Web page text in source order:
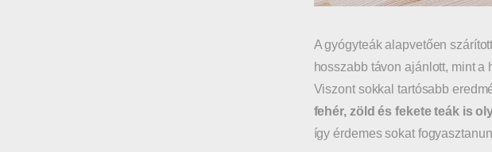
A gyógyteák alapvetően
hosszabb távon ajánlott, mint
Viszont sokkal tartósabb
fehér, zöld és fekete teák is
így érdemes sokat